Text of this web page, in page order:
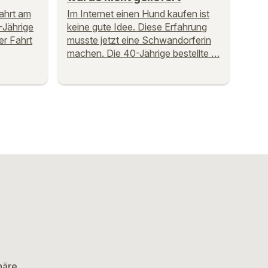
am
Fahrt
Im Internet einen Hund kaufen ist
keine gute Idee. Diese Erfahrung
musste jetzt eine Schwandorferin
machen. Die 40-Jährige bestellte …